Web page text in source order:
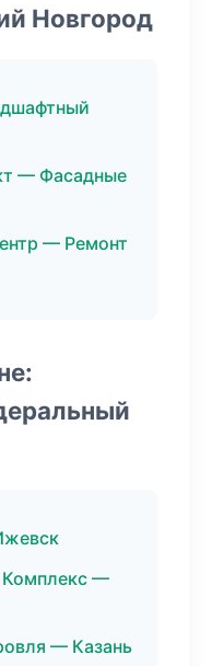
Новгород
— Фасадные
— Ремонт
—
— Казань